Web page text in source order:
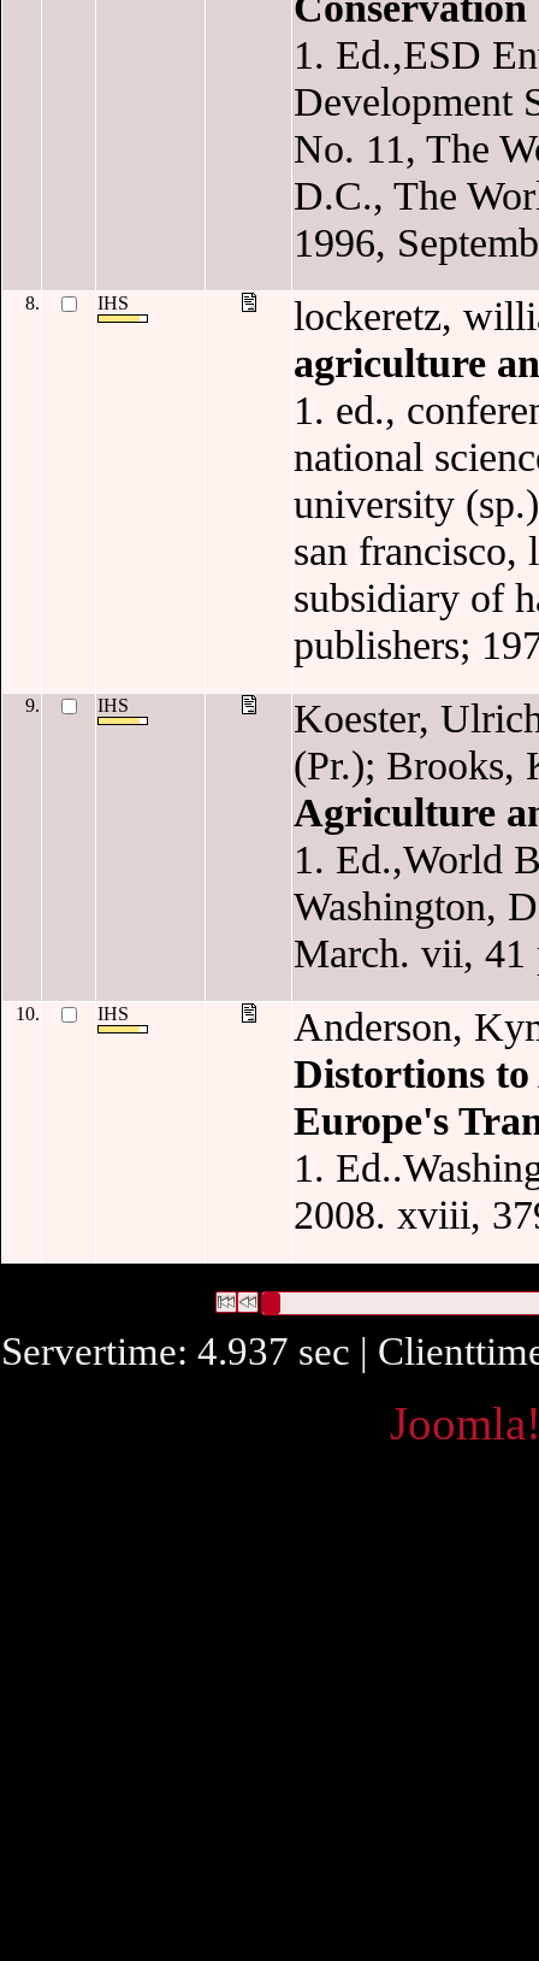
1. Ed.,ESD
Development
No. 11, The
D.C., The
1996,
8. IHS
lockeretz,
agriculture
1. ed.,
national
university
san francisco,
subsidiary of
publishers;
9. IHS
Koester,
(Pr.); Brooks,
Agriculture
1. Ed.,World
Washington,
March. vii, 41
10. IHS
Anderson,
Distortions
Europe's
1.
2008. xviii,
Servertime: 4.937 sec |